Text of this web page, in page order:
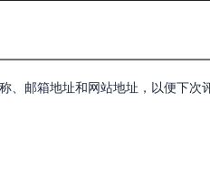
、邮箱地址和网站地址，以便下次